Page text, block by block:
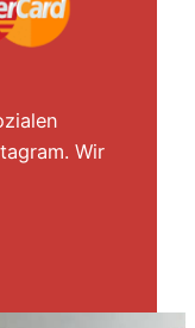
Wir